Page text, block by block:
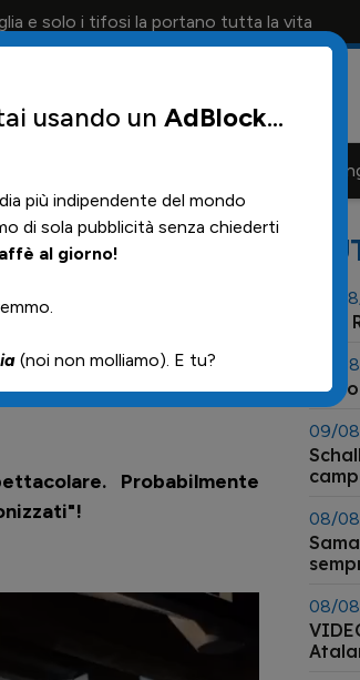
e solo i tifosi la portano tutta la vita
News in
e
Probabilmente
03/
09/
Il tuo
09/
Schalke 04 -
08/
08/
usando un AdBlock...
più indipendente del mondo
di sola pubblicità senza chiederti
al giorno!
(noi non molliamo). E tu?